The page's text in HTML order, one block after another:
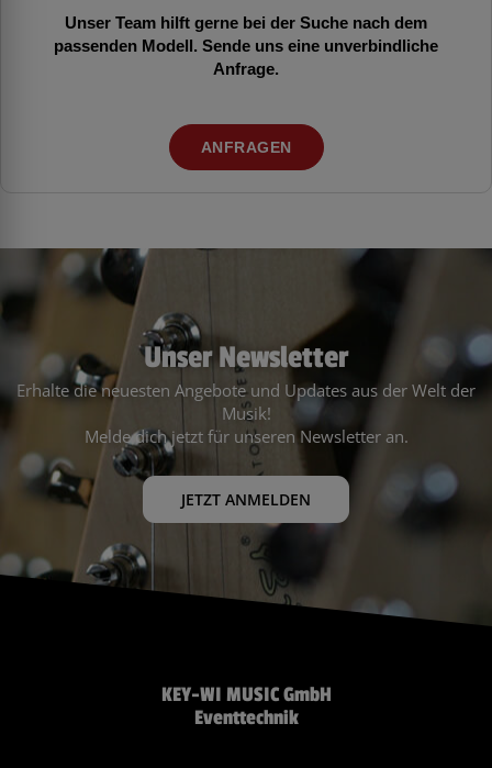
Unser Team hilft gerne bei der Suche nach dem
passenden Modell. Sende uns eine unverbindliche
Anfrage.
ANFRAGEN
Unser Newsletter
Erhalte die neuesten Angebote und Updates aus der Welt der
Musik!
Melde dich jetzt für unseren Newsletter an.
JETZT ANMELDEN
KEY-WI MUSIC GmbH
Eventtechnik